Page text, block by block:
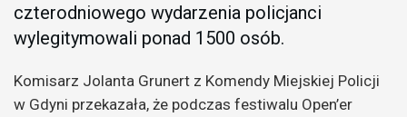
czterodniowego wydarzenia policjanci
wylegitymowali ponad 1500 osób.
Komisarz Jolanta Grunert z Komendy Miejskiej Policji
w Gdyni przekazała, że podczas festiwalu Open’er